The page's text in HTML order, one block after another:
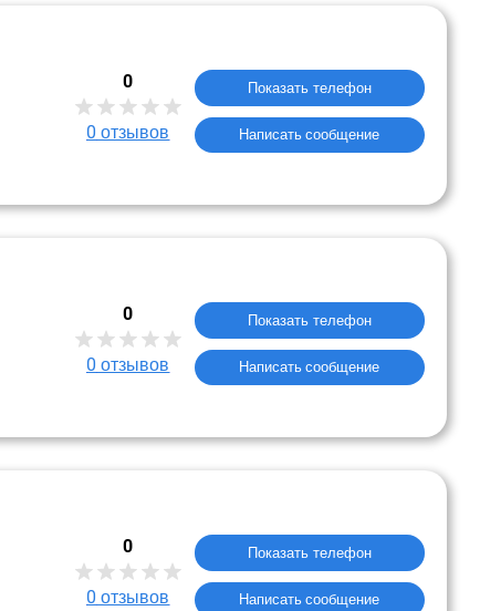
0
0 отзывов
Показать телефон
Написать сообщение
0
0 отзывов
Показать телефон
Написать сообщение
0
0 отзывов
Показать телефон
Написать сообщение